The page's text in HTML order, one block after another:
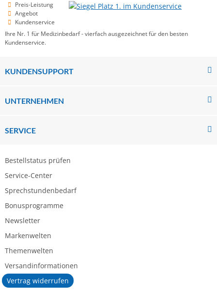
Preis-Leistung
Angebot
Kundenservice
Ihre Nr. 1 für Medizinbedarf - vierfach ausgezeichnet für den besten
Kundenservice.
KUNDENSUPPORT
UNTERNEHMEN
SERVICE
Bestellstatus prüfen
Service-Center
Sprechstundenbedarf
Bonusprogramme
Newsletter
Markenwelten
Themenwelten
Versandinformationen
Vertrag widerrufen